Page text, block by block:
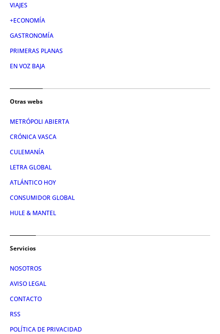
VIAJES
+ECONOMÍA
GASTRONOMÍA
PRIMERAS PLANAS
EN VOZ BAJA
Otras webs
METRÓPOLI ABIERTA
CRÓNICA VASCA
CULEMANÍA
LETRA GLOBAL
ATLÁNTICO HOY
CONSUMIDOR GLOBAL
HULE & MANTEL
Servicios
NOSOTROS
AVISO LEGAL
CONTACTO
RSS
POLÍTICA DE PRIVACIDAD